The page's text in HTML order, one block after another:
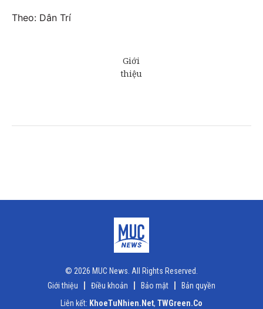
Theo: Dân Trí
© 2026 MUC News. All Rights Reserved.
Giới thiệu
Điều khoản Bảo mật
Bản quyền
Liên kết: KhoeTuNhien.Net, TWGreen.Co